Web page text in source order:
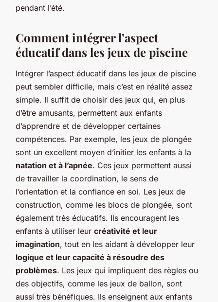
pendant l’été.
Comment intégrer l’aspect
éducatif dans les jeux de piscine
Intégrer l’aspect éducatif dans les jeux de piscine
peut sembler difficile, mais c’est en réalité assez
simple. Il suffit de choisir des jeux qui, en plus
d’être amusants, permettent aux enfants
d’apprendre et de développer certaines
compétences. Par exemple, les jeux de plongée
sont un excellent moyen d’initier les enfants à la
natation et à l’apnée. Ces jeux permettent aussi
de travailler la coordination, le sens de
l’orientation et la confiance en soi. Les jeux de
construction, comme les blocs de plongée, sont
également très éducatifs. Ils encouragent les
enfants à utiliser leur créativité et leur
imagination, tout en les aidant à développer leur
logique et leur capacité à résoudre des
problèmes. Les jeux qui impliquent des règles ou
des objectifs, comme les jeux de ballon, sont
aussi très bénéfiques. Ils enseignent aux enfants